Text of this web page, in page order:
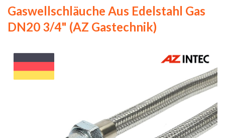
Gaswellschläuche Aus Edelstahl Gas
DN20 3/4" (AZ Gastechnik)